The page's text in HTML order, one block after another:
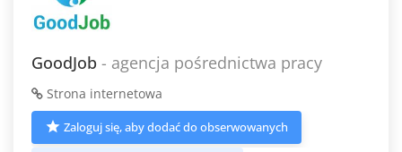
GoodJob - agencja pośrednictwa pracy
Strona internetowa
Zaloguj się, aby dodać do obserwowanych